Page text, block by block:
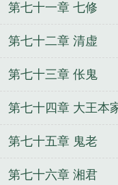
第七十一章 七修
第七十二章 清虚
第七十三章 伥鬼
第七十四章 大王本
第七十五章 鬼老
第七十六章 湘君